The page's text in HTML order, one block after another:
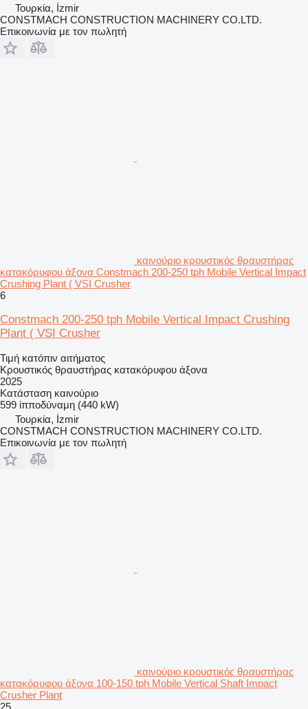
Τουρκία, İzmir
CONSTMACH CONSTRUCTION MACHINERY CO.LTD.
Επικοινωνία με τον πωλητή
καινούριο κρουστικός θραυστήρας
κατακόρυφου άξονα Constmach 200-250 tph Mobile Vertical Impact
Crushing Plant ( VSI Crusher
6
Constmach 200-250 tph Mobile Vertical Impact Crushing
Plant ( VSI Crusher
Τιμή κατόπιν αιτήματος
Κρουστικός θραυστήρας κατακόρυφου άξονα
2025
Κατάσταση καινούριο
599 ίπποδύναμη (440 kW)
Τουρκία, İzmir
CONSTMACH CONSTRUCTION MACHINERY CO.LTD.
Επικοινωνία με τον πωλητή
καινούριο κρουστικός θραυστήρας
κατακόρυφου άξονα 100-150 tph Mobile Vertical Shaft Impact
Crusher Plant
25